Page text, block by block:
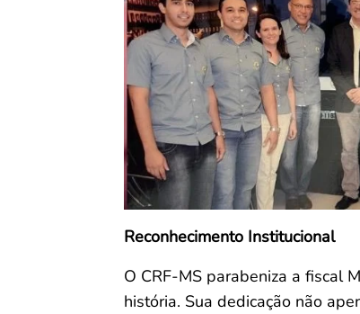
Reconhecimento Institucional
O CRF-MS parabeniza a fiscal
história. Sua dedicação não